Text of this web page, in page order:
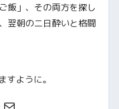
飯」、その両方を探し
翌朝の二日酔いと格闘
ように。